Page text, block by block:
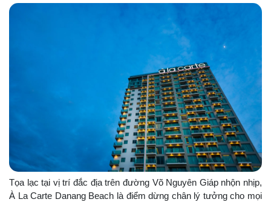
Tọa lạc tại vị trí đắc địa trên đường Võ Nguyên Giáp nhộn nhịp,
À La Carte Danang Beach là điểm dừng chân lý tưởng cho mọi